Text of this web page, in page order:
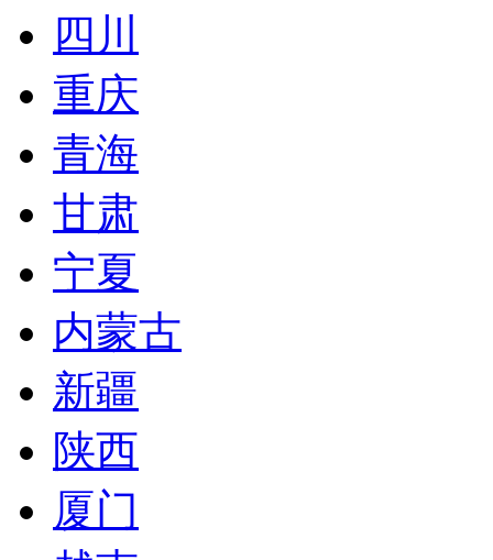
四川
重庆
青海
甘肃
宁夏
内蒙古
新疆
陕西
厦门